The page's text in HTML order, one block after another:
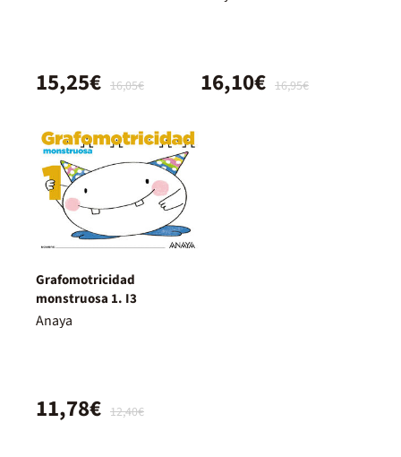
16,05€
15,25€ 16,95€
16,10€
Grafomotricidad
monstruosa 1. I3
Anaya
12,40€
11,78€